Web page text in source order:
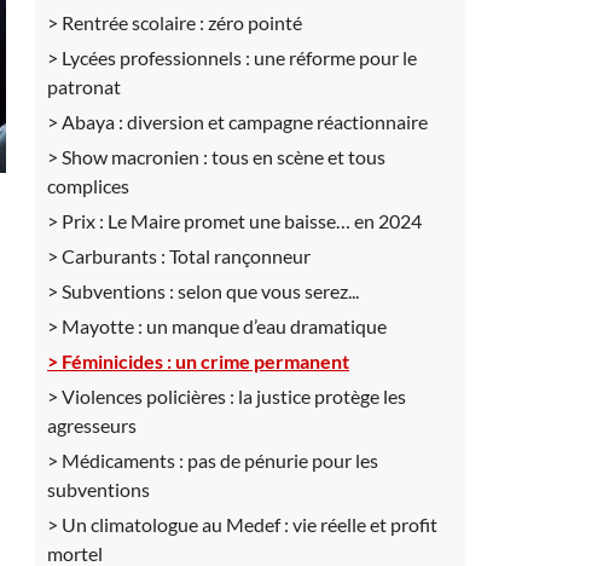
Rentrée scolaire : zéro pointé
Lycées professionnels : une réforme pour le
patronat
Abaya : diversion et campagne réactionnaire
Show macronien : tous en scène et tous
complices
Prix : Le Maire promet une baisse… en 2024
Carburants : Total rançonneur
Subventions : selon que vous serez...
Mayotte : un manque d’eau dramatique
Féminicides :un crime permanent
Violences policières : la justice protège les
agresseurs
Médicaments : pas de pénurie pour les
subventions
Un climatologue au Medef : vie réelle et profit
mortel